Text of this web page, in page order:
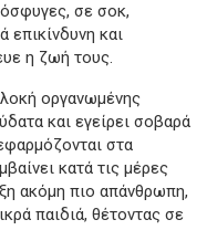
σε σοκ,
επικίνδυνη και
η ζωή τους.
οργανωμένης
και εγείρει σοβαρά
στα
κατά τις μέρες
ακόμη πιο απάνθρωπη,
παιδιά, θέτοντας σε